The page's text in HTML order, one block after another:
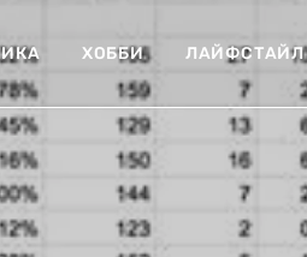
ХОББИ ЛАЙФСТАЙЛ